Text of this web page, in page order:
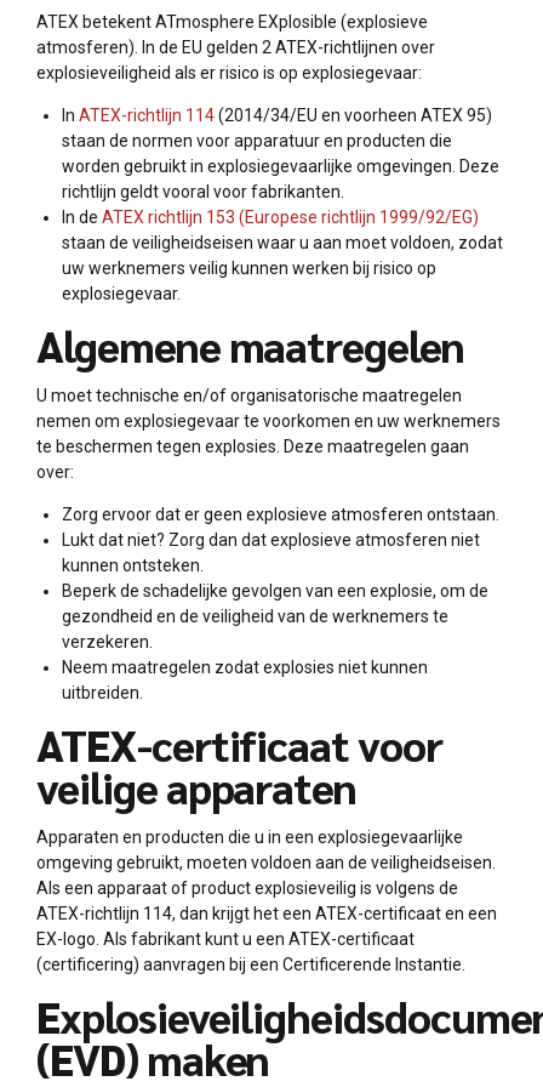
ATEX betekent ATmosphere EXplosible (explosieve
atmosferen). In de EU gelden 2 ATEX-richtlijnen over
explosieveiligheid als er risico is op explosiegevaar:
In ATEX-richtlijn 114(2014/34/EU en voorheen ATEX 95)
staan de normen voor apparatuur en producten die
worden gebruikt in explosiegevaarlijke omgevingen. Deze
richtlijn geldt vooral voor fabrikanten.
In de ATEX richtlijn 153 (Europese richtlijn 1999/92/EG)
staan de veiligheidseisen waar u aan moet voldoen, zodat
uw werknemers veilig kunnen werken bij risico op
explosiegevaar.
Algemene maatregelen
U moet technische en/of organisatorische maatregelen
nemen om explosiegevaar te voorkomen en uw werknemers
te beschermen tegen explosies. Deze maatregelen gaan
over:
Zorg ervoor dat er geen explosieve atmosferen ontstaan.
Lukt dat niet? Zorg dan dat explosieve atmosferen niet
kunnen ontsteken.
Beperk de schadelijke gevolgen van een explosie, om de
gezondheid en de veiligheid van de werknemers te
verzekeren.
Neem maatregelen zodat explosies niet kunnen
uitbreiden.
ATEX-certificaat voor
veilige apparaten
Apparaten en producten die u in een explosiegevaarlijke
omgeving gebruikt, moeten voldoen aan de veiligheidseisen.
Als een apparaat of product explosieveilig is volgens de
ATEX-richtlijn 114, dan krijgt het een ATEX-certificaat en een
EX-logo. Als fabrikant kunt u een ATEX-certificaat
(certificering) aanvragen bij een Certificerende Instantie.
(EVD) maken